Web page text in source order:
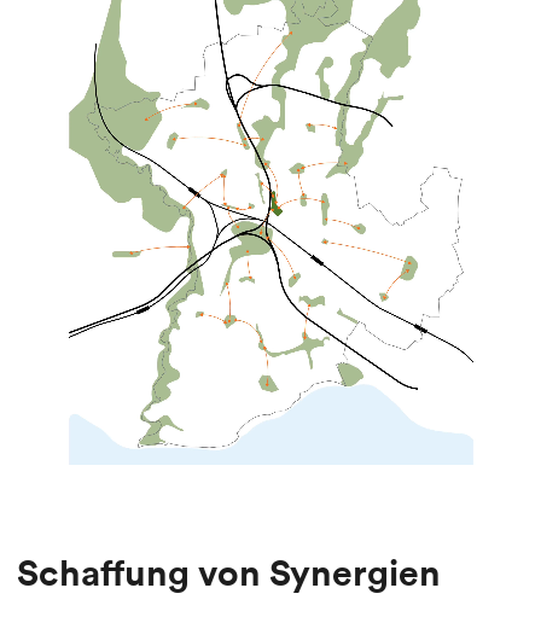
Schaffung von Synergien